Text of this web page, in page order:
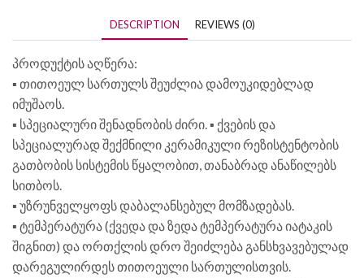
DESCRIPTION REVIEWS (0)
პროდუქტის აღწერა:
▪️ თითოეულ სართულს შეუძლია დამოუკიდებლად
იმუშაოს.
▪️ სპეციალური შენადნობის ძირი. ▪️ ქვების და
სპეციალურად შექმნილი კერამიკული რეზისტენტობის
გათბობის სისტემის წყალობით, თანაბრად ანაწილებს
სითბოს.
▪️ უზრუნველყოფს დაბალანსებულ მომზადებას.
▪️ ტემპერატურა (ქვედა და ზედა ტემპერატურა იატაკის
შიგნით) და ორთქლის დრო შეიძლება განსხვავებულად
დარეგულირდეს თითოეული სართულისთვის.